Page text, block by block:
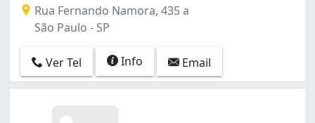
Rua Fernando Namora, 435 a
São Paulo - SP
Ver Tel Info Email